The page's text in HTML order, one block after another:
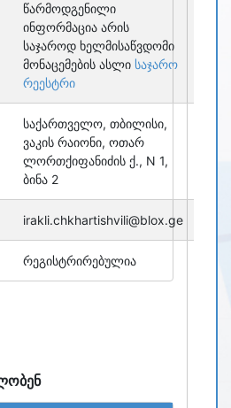
წარმოდგენილი
ინფორმაცია არის
საჯაროდ ხელმისაწვდომი
მონაცემების ასლი საჯარო
რეესტრი
საქართველო, თბილისი,
ვაკის რაიონი, ოთარ
ლორთქიფანიძის ქ., N 1,
ბინა 2
irakli.chkhartishvili@blox.ge
რეგისტრირებულია